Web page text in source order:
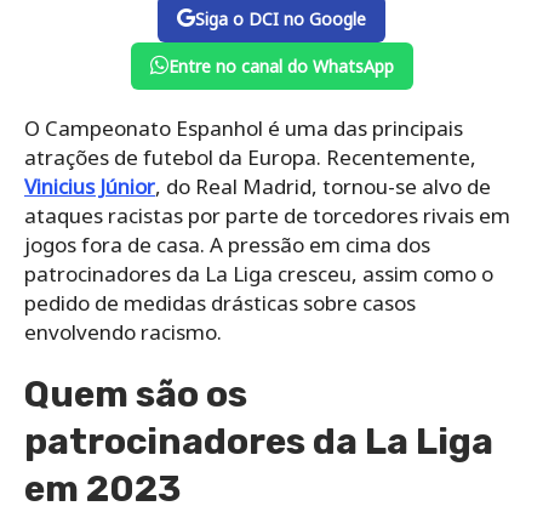
Siga o DCI no Google
Entre no canal do WhatsApp
O Campeonato Espanhol é uma das principais
atrações de futebol da Europa. Recentemente,
Vinicius Júnior, do Real Madrid, tornou-se alvo de
ataques racistas por parte de torcedores rivais em
jogos fora de casa. A pressão em cima dos
patrocinadores da La Liga cresceu, assim como o
pedido de medidas drásticas sobre casos
envolvendo racismo.
Quem são os
patrocinadores da La Liga
em 2023